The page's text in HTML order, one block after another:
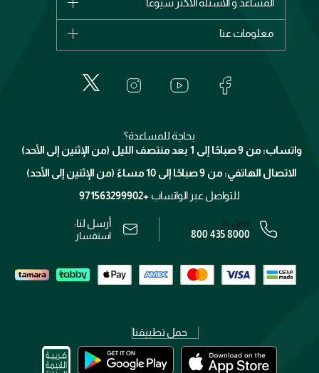
اشترِ بطاقة هدية
بربري
إيف سان لوران
الإرجاع
معلومات عنا
خدمات المعارض
برنامج الولاء ميوز
الوظائف
الشروط و الأحكام
رقم السجل التجاري: 7013320481 — صادر من وزارة التجارة
بحاجة للمساعدة؟
واتساب: من 9 صباحًا إلى 1 بعد منتصف الليل (من الإثنين إلى الأحد)
الاتصال الهاتفي: من 9 صباحًا إلى 10 مساءً (من الإثنين إلى الأحد)
للتواصل عبر الواتساب +971563299902
اتصل بنا:
800 435 8000
أرسل لنا:
استفسار
حمل تطبيقنا